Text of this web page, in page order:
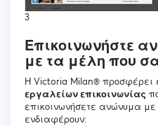
3
Επικοινωνήστε
με τα μέλη που
Η Victoria Milan® προσφέρει
εργαλείων επικοινωνίας
επικοινωνήσετε ανώνυμα
ενδιαφέρουν: